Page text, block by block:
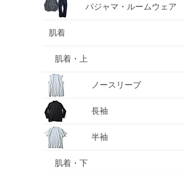
パジャマ・ルームウェア
肌着
肌着・上
ノースリーブ
長袖
半袖
肌着・下